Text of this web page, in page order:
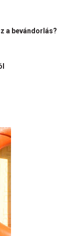
a bevándorlás?